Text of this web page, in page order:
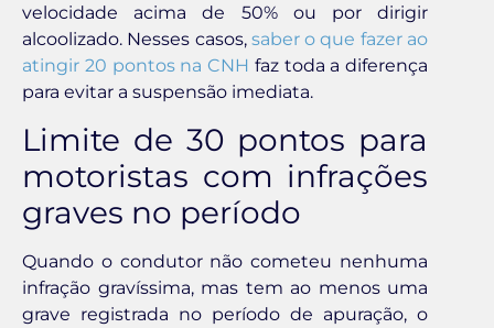
velocidade acima de 50% ou por dirigir
alcoolizado. Nesses casos, saber o que fazer ao
atingir 20 pontos na CNH faz toda a diferença
para evitar a suspensão imediata.
Limite de 30 pontos para
motoristas com infrações
graves no período
Quando o condutor não cometeu nenhuma
infração gravíssima, mas tem ao menos uma
grave registrada no período de apuração, o